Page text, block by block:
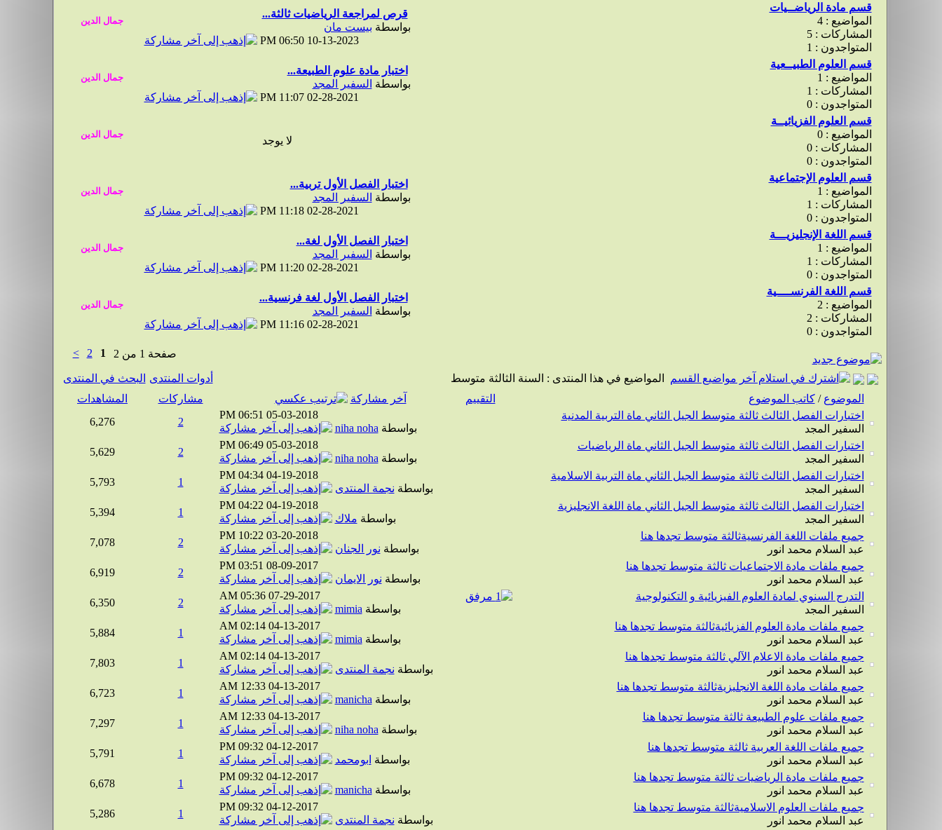
قسم مادة الرياضــيات
المواضيع : 4
المشاركات : 5
المتواجدون : 1
قرص لمراجعة الرياضيات ثالثة...
بواسطة بيست مان
10-13-2023
06:50 PM
قسم العلوم الطبيــعية
المواضيع : 1
المشاركات : 1
المتواجدون : 0
اختبار مادة علوم الطبيعة...
بواسطة السفير المجد
02-28-2021
11:07 PM
قسم العلوم الفزيائيــة
المواضيع : 0
المشاركات : 0
المتواجدون : 0
لا يوجد
قسم العلوم الإجتماعية
المواضيع : 1
المشاركات : 1
المتواجدون : 0
اختبار الفصل الأول تربية...
بواسطة السفير المجد
02-28-2021
11:18 PM
قسم اللغة الإنجليزيـــة
المواضيع : 1
المشاركات : 1
المتواجدون : 0
اختبار الفصل الأول لغة...
بواسطة السفير المجد
02-28-2021
11:20 PM
قسم اللغة الفرنســــية
المواضيع : 2
المشاركات : 2
المتواجدون : 0
اختبار الفصل الأول لغة فرنسية...
بواسطة السفير المجد
02-28-2021
11:16 PM
صفحة 1 من 2 1
2
>
المواضيع في هذا المنتدى : السنة الثالثة متوسط أدوات المنتدى
البحث في المنتدى
التقييم
الموضوع / كاتب الموضوع آخر مشاركة مشاركات
المشاهدات
اختبارات الفصل الثالث ثالثة متوسط الجيل الثاني ماة التربية المدنية
السفير المجد
05-03-2018
06:51 PM
بواسطة niha noha
2
6,276
اختبارات الفصل الثالث ثالثة متوسط الجيل الثاني ماة الرياضيات
السفير المجد
05-03-2018
06:49 PM
بواسطة niha noha
2
5,629
اختبارات الفصل الثالث ثالثة متوسط الجيل الثاني ماة التربية الاسلامية
السفير المجد
04-19-2018
04:34 PM
بواسطة نجمة المنتدى
1
5,793
اختبارات الفصل الثالث ثالثة متوسط الجيل الثاني ماة اللغة الانجليزية
السفير المجد
04-19-2018
04:22 PM
بواسطة ملاك
1
5,394
جميع ملفات اللغة الفرنسيةثالثة متوسط تجدها هنا
عبد السلام محمد انور
03-20-2018
10:22 PM
بواسطة نور الجنان
2
7,078
جميع ملفات مادة الاجتماعيات ثالثة متوسط تجدها هنا
عبد السلام محمد انور
08-09-2017
03:51 PM
بواسطة نور الايمان
2
6,919
التدرج السنوي لمادة العلوم الفيزيائية و التكنولوجية
السفير المجد
07-29-2017
05:36 AM
بواسطة mimia
2
6,350
جميع ملفات مادة العلوم الفزيائيةثالثة متوسط تجدها هنا
عبد السلام محمد انور
04-13-2017
02:14 AM
بواسطة mimia
1
5,884
جميع ملفات مادة الاعلام الآلي ثالثة متوسط تجدها هنا
عبد السلام محمد انور
04-13-2017
02:14 AM
بواسطة نجمة المنتدى
1
7,803
جميع ملفات مادة اللغة الانجليزيةثالثة متوسط تجدها هنا
عبد السلام محمد انور
04-13-2017
12:33 AM
بواسطة manicha
1
6,723
جميع ملفات علوم الطبيعة ثالثة متوسط تجدها هنا
عبد السلام محمد انور
04-13-2017
12:33 AM
بواسطة niha noha
1
7,297
جميع ملفات اللغة العربية ثالثة متوسط تجدها هنا
عبد السلام محمد انور
04-12-2017
09:32 PM
بواسطة ابومحمد
1
5,791
جميع ملفات مادة الرياضيات ثالثة متوسط تجدها هنا
عبد السلام محمد انور
04-12-2017
09:32 PM
بواسطة manicha
1
6,678
جميع ملفات العلوم الاسلاميةثالثة متوسط تجدها هنا
عبد السلام محمد انور
04-12-2017
09:32 PM
بواسطة نجمة المنتدى
1
5,286